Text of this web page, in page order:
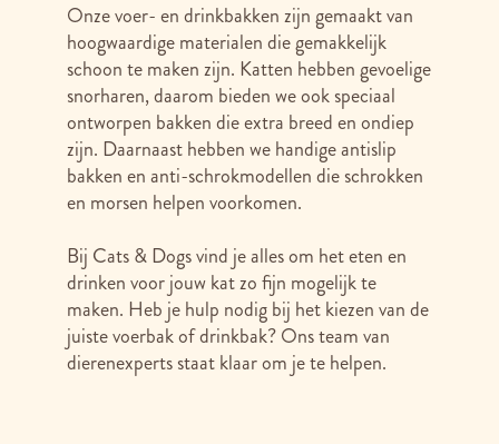
Onze voer- en drinkbakken zijn gemaakt van
hoogwaardige materialen die gemakkelijk
schoon te maken zijn. Katten hebben gevoelige
snorharen, daarom bieden we ook speciaal
ontworpen bakken die extra breed en ondiep
zijn. Daarnaast hebben we handige antislip
bakken en anti-schrokmodellen die schrokken
en morsen helpen voorkomen.
Bij Cats & Dogs vind je alles om het eten en
drinken voor jouw kat zo fijn mogelijk te
maken. Heb je hulp nodig bij het kiezen van de
juiste voerbak of drinkbak? Ons team van
dierenexperts staat klaar om je te helpen.